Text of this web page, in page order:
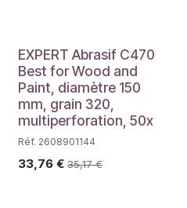
EXPERT Abrasif C470
Best for Wood and
Paint, diamètre 150
mm, grain 320,
multiperforation, 50x
Réf. 2608901144
33,76 € 35,17€